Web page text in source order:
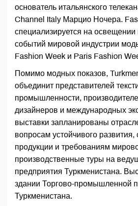
основатель итальянского
Channel Italy Марцио Ночера.
специализируется на
событий мировой индустрии
Fashion Week и Paris Fashion
Помимо модных показов,
объединит представителей
промышленности,
дизайнеров и международных
выставки запланированы
вопросам устойчивого
продукции и требованиям
производственные туры на
предприятия Туркменистана.
здании Торгово-промышленной
Туркменистана.